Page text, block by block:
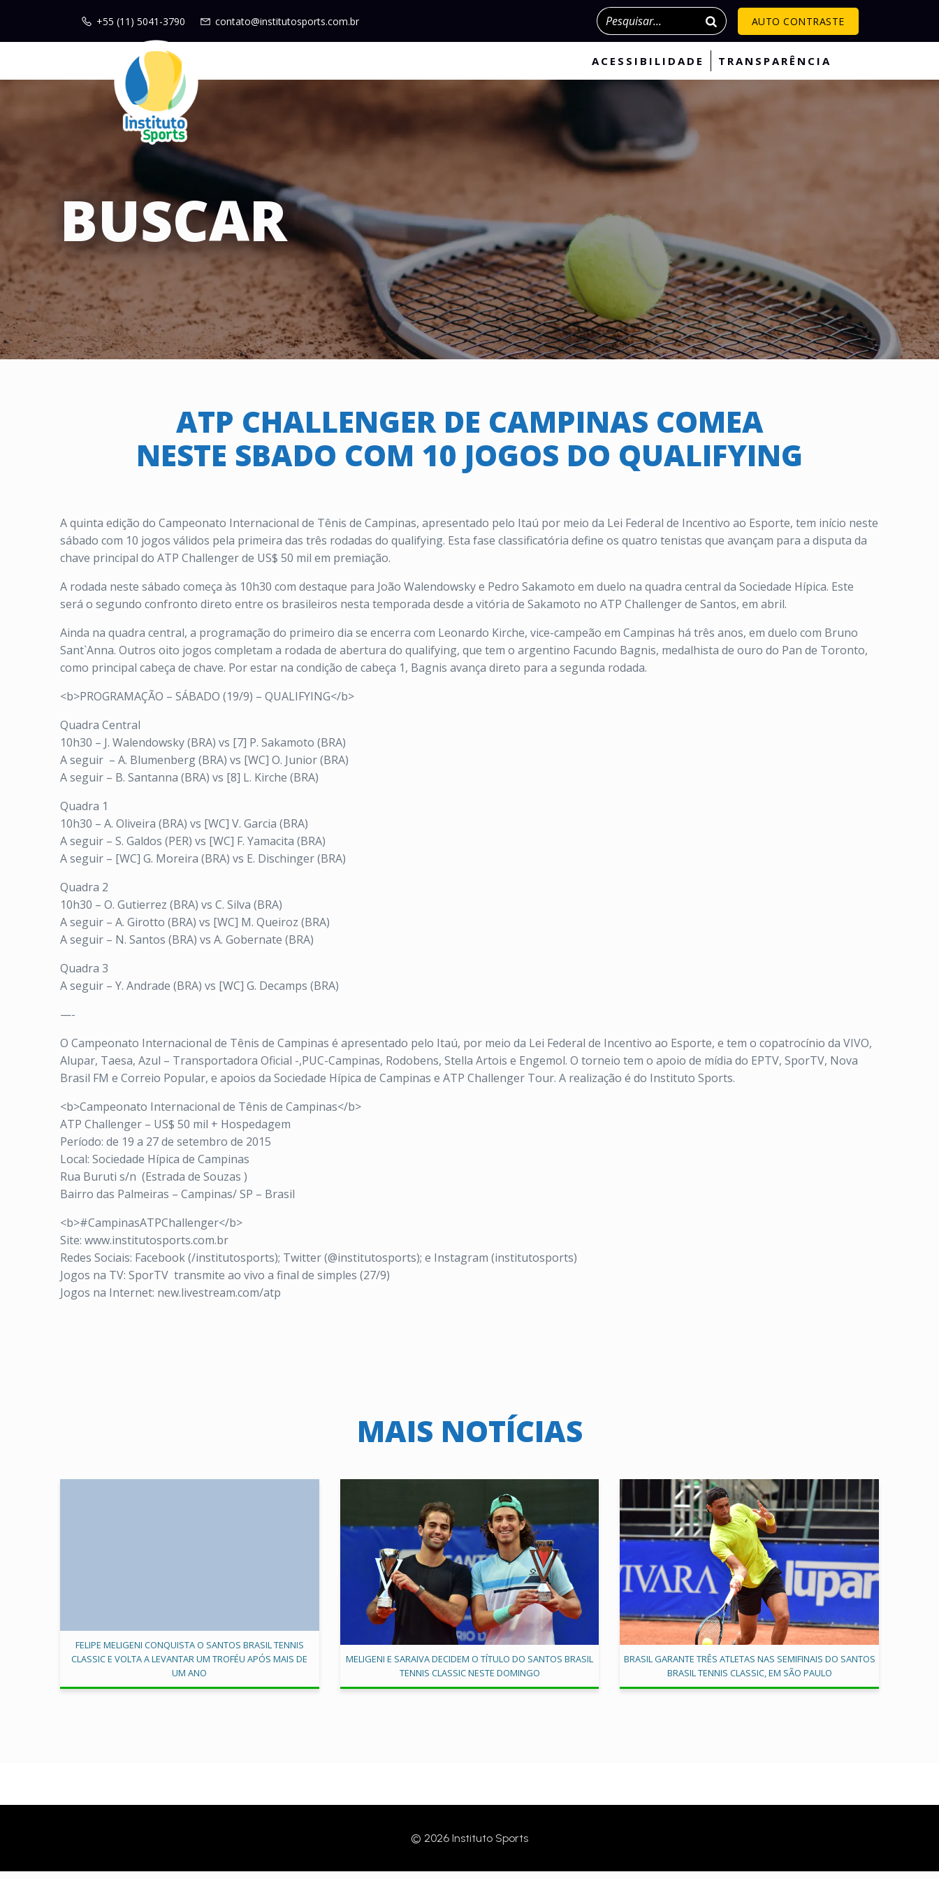
+55 (11) 5041-3790 contato@institutosports.com.br Pesquisar AUTO CONTRASTE
ACESSIBILIDADE TRANSPARÊNCIA
BUSCAR
ATP CHALLENGER DE CAMPINAS COMEA
NESTE SBADO COM 10 JOGOS DO QUALIFYING
A quinta edição do Campeonato Internacional de Tênis de Campinas, apresentado pelo Itaú por meio da Lei Federal de Incentivo ao Esporte, tem início neste
sábado com 10 jogos válidos pela primeira das três rodadas do qualifying. Esta fase classificatória define os quatro tenistas que avançam para a disputa da
chave principal do ATP Challenger de US$ 50 mil em premiação.
A rodada neste sábado começa às 10h30 com destaque para João Walendowsky e Pedro Sakamoto em duelo na quadra central da Sociedade Hípica. Este
será o segundo confronto direto entre os brasileiros nesta temporada desde a vitória de Sakamoto no ATP Challenger de Santos, em abril.
Ainda na quadra central, a programação do primeiro dia se encerra com Leonardo Kirche, vice-campeão em Campinas há três anos, em duelo com Bruno
Sant`Anna. Outros oito jogos completam a rodada de abertura do qualifying, que tem o argentino Facundo Bagnis, medalhista de ouro do Pan de Toronto,
como principal cabeça de chave. Por estar na condição de cabeça 1, Bagnis avança direto para a segunda rodada.
<b>PROGRAMAÇÃO – SÁBADO (19/9) – QUALIFYING</b>
Quadra Central
10h30 – J. Walendowsky (BRA) vs [7] P. Sakamoto (BRA)
A seguir – A. Blumenberg (BRA) vs [WC] O. Junior (BRA)
A seguir – B. Santanna (BRA) vs [8] L. Kirche (BRA)
Quadra 1
10h30 – A. Oliveira (BRA) vs [WC] V. Garcia (BRA)
A seguir – S. Galdos (PER) vs [WC] F. Yamacita (BRA)
A seguir – [WC] G. Moreira (BRA) vs E. Dischinger (BRA)
Quadra 2
10h30 – O. Gutierrez (BRA) vs C. Silva (BRA)
A seguir – A. Girotto (BRA) vs [WC] M. Queiroz (BRA)
A seguir – N. Santos (BRA) vs A. Gobernate (BRA)
Quadra 3
A seguir – Y. Andrade (BRA) vs [WC] G. Decamps (BRA)
—-
O Campeonato Internacional de Tênis de Campinas é apresentado pelo Itaú, por meio da Lei Federal de Incentivo ao Esporte, e tem o copatrocínio da VIVO,
Alupar, Taesa, Azul – Transportadora Oficial -,PUC-Campinas, Rodobens, Stella Artois e Engemol. O torneio tem o apoio de mídia do EPTV, SporTV, Nova
Brasil FM e Correio Popular, e apoios da Sociedade Hípica de Campinas e ATP Challenger Tour. A realização é do Instituto Sports.
<b>Campeonato Internacional de Tênis de Campinas</b>
ATP Challenger – US$ 50 mil + Hospedagem
Período: de 19 a 27 de setembro de 2015
Local: Sociedade Hípica de Campinas
Rua Buruti s/n (Estrada de Souzas )
Bairro das Palmeiras – Campinas/ SP – Brasil
<b>#CampinasATPChallenger</b>
Site: www.institutosports.com.br
Redes Sociais: Facebook (/institutosports); Twitter (@institutosports); e Instagram (institutosports)
Jogos na TV: SporTV transmite ao vivo a final de simples (27/9)
Jogos na Internet: new.livestream.com/atp
MAIS NOTÍCIAS
FELIPE MELIGENI CONQUISTA O SANTOS BRASIL TENNIS
CLASSIC E VOLTA A LEVANTAR UM TROFÉU APÓS MAIS DE
UM ANO
MELIGENI E SARAIVA DECIDEM O TÍTULO DO SANTOS BRASIL
TENNIS CLASSIC NESTE DOMINGO
BRASIL GARANTE TRÊS ATLETAS NAS SEMIFINAIS DO SANTOS
BRASIL TENNIS CLASSIC, EM SÃO PAULO
© 2026 Instituto Sports